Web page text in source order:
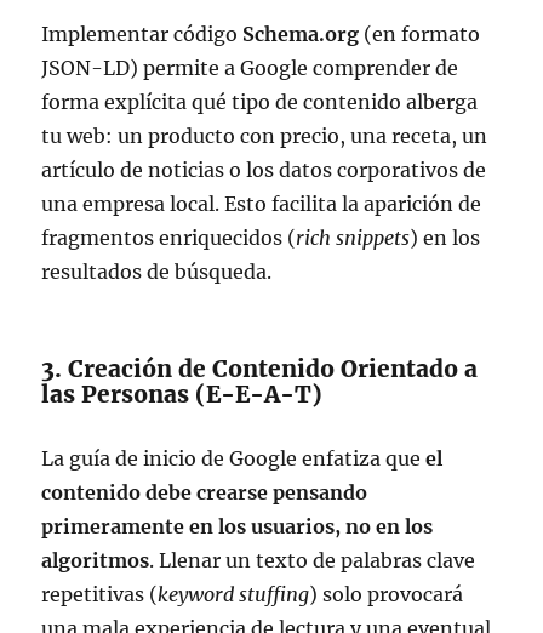
Implementar código Schema.org (en formato
JSON-LD) permite a Google comprender de
forma explícita qué tipo de contenido alberga
tu web: un producto con precio, una receta, un
artículo de noticias o los datos corporativos de
una empresa local. Esto facilita la aparición de
fragmentos enriquecidos (rich snippets) en los
resultados de búsqueda.
3. Creación de Contenido Orientado a
las Personas (E-E-A-T)
La guía de inicio de Google enfatiza queel
contenido debe crearse pensando
primeramente en los usuarios, no en los
algoritmos. Llenar un texto de palabras clave
repetitivas (keyword stuffing) solo provocará
una mala experiencia de lectura y una eventual